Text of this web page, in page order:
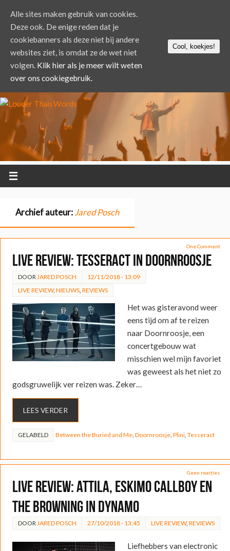
Archief auteur:Jared Posch
One Comment
LIVE REVIEW: TesseracT in Doornroosje
DOOR JARED POSCH
12/11/2018 - 13:09
LIVE REVIEW, NIEUWS, REVIEWS
Het was gisteravond weer
eens tijd om af te reizen
naar Doornroosje, een
concertgebouw wat
misschien wel mijn favoriet
was geweest als het niet zo
godsgruwelijk ver reizen was. Zeker…
LEES VERDER
GELABELD Between the Buried and Me, Doornroosje, Plini, Tesseract
Geen reacties
LIVE REVIEW: Attila, Eskimo Callboy en
The Browning in Dynamo
DOOR JARED POSCH 27/10/2018 - 13:45 LIVE REVIEW, REVIEWS
Liefhebbers van electronic
Alle sites maken gebruik van cookies.
Deze ook. De enige reden dat je
cookiebanners als deze niet bij andere
websites ziet, is omdat ze de wet niet
volgen. Klik hier als je meer wilt weten
over ons cookiegebruik.
Cool, koekjes!